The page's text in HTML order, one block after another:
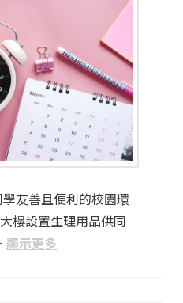
友善且便利的校園環
樓設置生理用品供同
顯示更多